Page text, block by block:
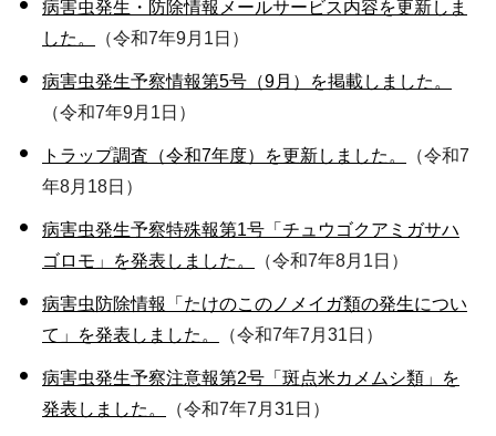
病害虫発生・防除情報メールサービス内容を更新しま
した。
（令和7年9月1日）
病害虫発生予察情報第5号（9月）を掲載しました。
（令和7年9月1日）
トラップ調査（令和7年度）を更新しました。
（令和7
年8月18日）
病害虫発生予察特殊報第1号「チュウゴクアミガサハ
ゴロモ」を発表しました。
（令和7年8月1日）
病害虫防除情報「たけのこのノメイガ類の発生につい
て」を発表しました。
（令和7年7月31日）
病害虫発生予察注意報第2号「斑点米カメムシ類」を
発表しました。
（令和7年7月31日）